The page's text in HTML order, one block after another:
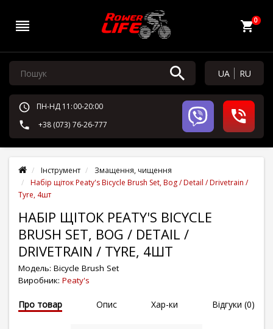
0
UA RU
ПН-НД 11:00-20:00
+38 (073) 76-26-777
Інструмент
Змащення, чищення
Набір щіток Peaty's Bicycle Brush Set, Bog / Detail / Drivetrain /
Tyre, 4шт
НАБІР ЩІТОК PEATY'S BICYCLE
BRUSH SET, BOG / DETAIL /
DRIVETRAIN / TYRE, 4ШТ
Модель: Bicycle Brush Set
Виробник: Peaty's
Про товар Опис Хар-ки Відгуки (0)